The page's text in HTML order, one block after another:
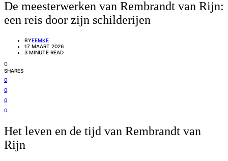
De meesterwerken van Rembrandt van Rijn:
een reis door zijn schilderijen
BYFEMKE
17 MAART 2026
3 MINUTE READ
0
SHARES
0
0
0
0
Het leven en de tijd van Rembrandt van
Rijn